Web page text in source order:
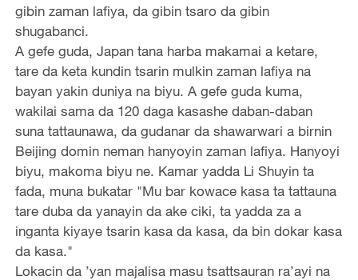
gibin zaman lafiya, da gibin tsaro da gibin
shugabanci.
A gefe guda, Japan tana harba makamai a ketare,
tare da keta kundin tsarin mulkin zaman lafiya na
bayan yakin duniya na biyu. A gefe guda kuma,
wakilai sama da 120 daga kasashe daban-daban
suna tattaunawa, da gudanar da shawarwari a birnin
Beijing domin neman hanyoyin zaman lafiya. Hanyoyi
biyu, makoma biyu ne. Kamar yadda Li Shuyin ta
fada, muna bukatar "Mu bar kowace kasa ta tattauna
tare duba da yanayin da ake ciki, ta yadda za a
inganta kiyaye tsarin kasa da kasa, da bin dokar kasa
da kasa."
Lokacin da ’yan majalisa masu tsattsauran ra’ayi na